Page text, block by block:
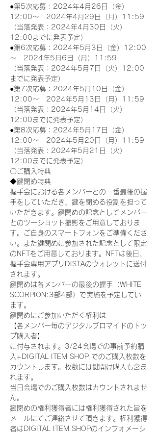
●第5次応募：2024年4月26日（金）
12:00～　2024年4月29日（月）11:59
（当落発表：2024年4月30日（火）
12:00までに発表予定）
●第6次応募：2024年5月3日（金）12:00
～　2024年5月6日（月）11:59
（当落発表：2024年5月7日（火）12:00
までに発表予定）
●第7次応募：2024年5月10日（金）
12:00～　2024年5月13日（月）11:59
（当落発表：2024年5月14日（火）
12:00までに発表予定）
●第8次応募：2024年5月17日（金）
12:00～　2024年5月20日（月）11:59
（当落発表：2024年5月21日（火）
12:00までに発表予定）
〇ご購入特典
◆鍵閉め特典
握手会における各メンバーとの一番最後の握
手をしていただき、鍵を閉める役割を担って
いただきます。鍵閉めの記念としてメンバー
とのツーショット撮影をご用意しておりま
す。ご自身のスマートフォンをご準備くださ
い。また鍵閉めに参加された記念として限定
のNFTをご用意しております。NFTは後日、
握手会専用アプリDISTAのウォレットに送付
されます。
鍵閉めは各メンバーの最後の握手（WHITE
SCORPION:3部4部）で実施を予定してい
ます。
鍵閉めにご参加いただく権利は
【各メンバー毎のデジタルブロマイドのトッ
プ購入者】
に付与されます。3/24会場での事前予約購
入+DIGITAL ITEM SHOP でのご購入枚数を
カウントします。枚数には鍵開け購入も含ま
れます。
当日会場でのご購入枚数はカウントされませ
ん。
鍵閉めの権利獲得者には権利獲得された旨を
メールにてご連絡させて頂きます。権利獲得
者はDIGITAL ITEM SHOPのインフォメーシ